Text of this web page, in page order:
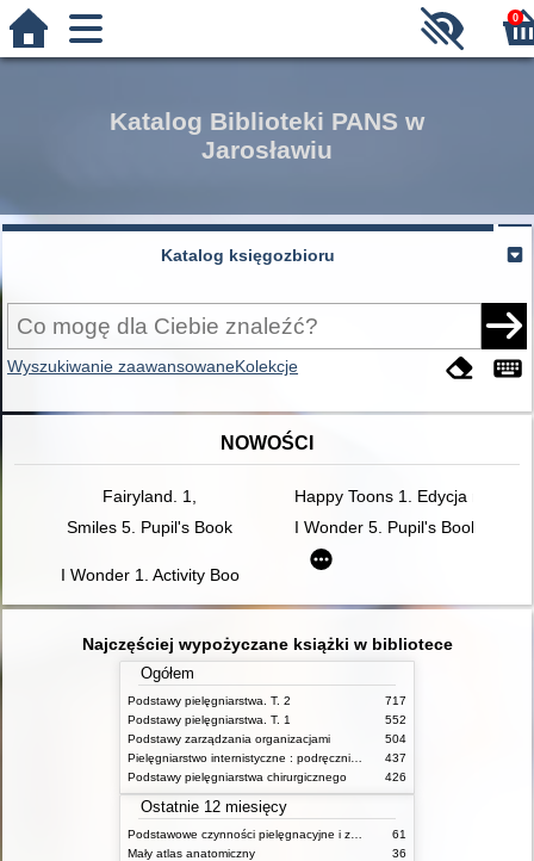
0
Katalog Biblioteki PANS w
Jarosławiu
Katalog księgozbioru
Wyszukiwanie zaawansowaneKolekcje
NOWOŚCI
Fairyland. 1,
Happy Toons 1. Edycja
Smiles 5. Pupil's Book
I Wonder 5. Pupil's Book
I Wonder 1. Activity Book
Najczęściej wypożyczane książki w bibliotece
Ogółem
Podstawy pielęgniarstwa. T. 2
717
Podstawy pielęgniarstwa. T. 1
552
Podstawy zarządzania organizacjami
504
437
Podstawy pielęgniarstwa chirurgicznego
426
Ostatnie 12 miesięcy
61
Mały atlas anatomiczny
36